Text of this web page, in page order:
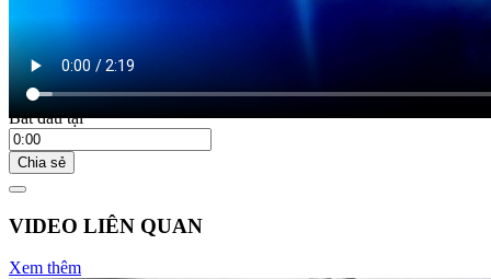
Bắt đầu tại
Chia sẻ
VIDEO LIÊN QUAN
Xem thêm